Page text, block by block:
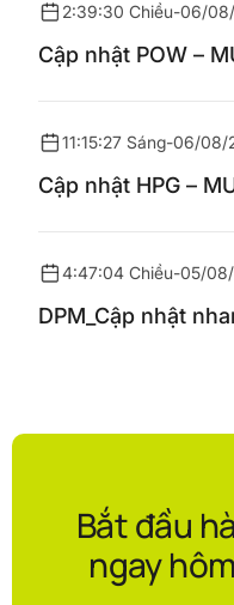
2:39:30 Chiều-06/
Cập nhật POW –
11:15:27 Sáng-06/08/
Cập nhật HPG –
4:47:04 Chiều-05/
DPM_Cập nhật
Bắt đầu
ngay